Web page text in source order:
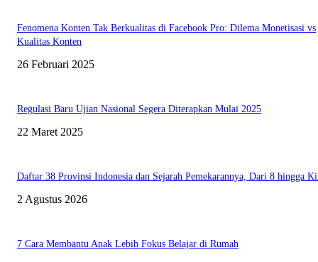
Fenomena Konten Tak Berkualitas di Facebook Pro: Dilema Monetisasi vs
Kualitas Konten
26 Februari 2025
Regulasi Baru Ujian Nasional Segera Diterapkan Mulai 2025
22 Maret 2025
Daftar 38 Provinsi Indonesia dan Sejarah Pemekarannya, Dari 8 hingga
2 Agustus 2026
7 Cara Membantu Anak Lebih Fokus Belajar di Rumah